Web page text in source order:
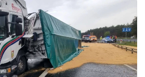
ZDJĘCIE: OSP ZŁOTORIA/FB